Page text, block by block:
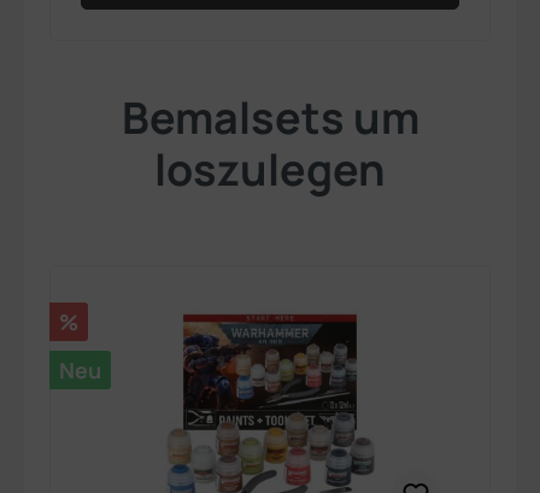
Bemalsets um
loszulegen
Rabatt
%
Neu